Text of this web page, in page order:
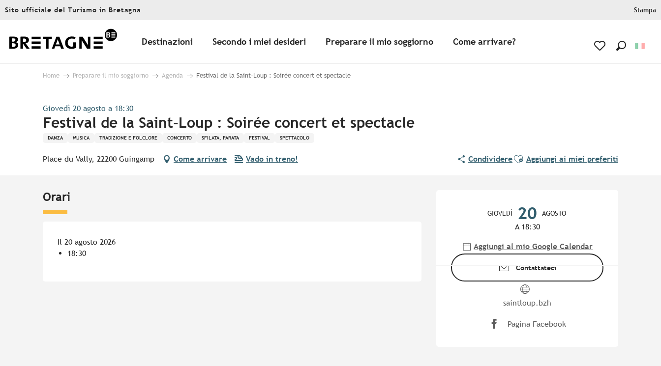
Aller
principal
Sito ufficiale del Turismo in Bretagna Stampa
Destinazioni Secondo i miei desideri Preparare il mio soggiorno Come arrivare?
Home Preparare il mio soggiorno Agenda Festival de la Saint-Loup : Soirée concert et spectacle
Giovedì 20 agosto a 18:30
Festival de la Saint-Loup : Soirée concert et spectacle
DANZA MUSICA TRADIZIONE E FOLCLORE CONCERTO SFILATA, PARATA FESTIVAL SPETTACOLO
Place du Vally, 22200 Guingamp Come arrivare Vado in treno! CondividereAjouter aux favoris
Aggiungi ai miei preferiti
GIOVEDÌ 20 AGOSTO
A 18:30
Aggiungi al mio Google Calendar
Contattateci
saintloup.bzh
Pagina Facebook
Orari
Il 20 agosto 2026
18:30